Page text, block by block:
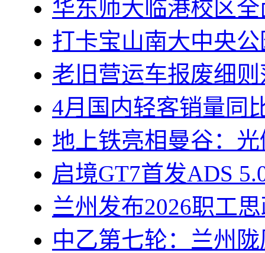
华东师大临港校区
打卡宝山南大中央
老旧营运车报废细
4月国内轻客销量同
地上铁亮相曼谷：
启境GT7首发ADS
兰州发布2026职工
中乙第七轮：兰州